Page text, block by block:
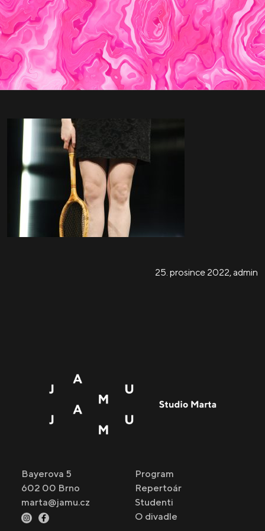
25. prosince 2022, admin
Bayerova 5
602 00 Brno
marta@jamu.cz
Program
Repertoár
Studenti
O divadle